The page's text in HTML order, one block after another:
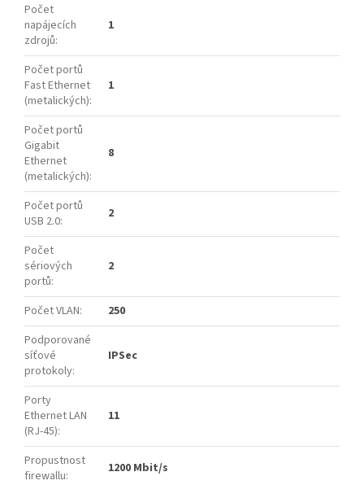
Počet
napájecích
zdrojů:
1
Počet portů
Fast Ethernet
(metalických):
1
Počet portů
Gigabit
Ethernet
(metalických):
8
Počet portů
USB 2.0: 2
Počet
sériových
portů:
2
Počet VLAN:
250
Podporované
síťové
protokoly:
IPSec
Porty
Ethernet LAN
(RJ-45):
11
Propustnost
firewallu: 1200 Mbit/s